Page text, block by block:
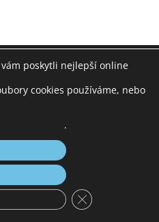
2014-2026
poskytli nejlepší online
cookies používáme, nebo
.
Zavřít cookie